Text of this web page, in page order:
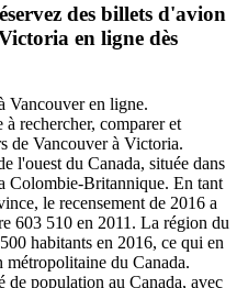
des billets d'avion
en ligne dès
Vancouver en ligne.
rechercher, comparer et
de Vancouver à Victoria.
l'ouest du Canada, située dans
Colombie-Britannique. En tant
le recensement de 2016 a
603 510 en 2011. La région du
habitants en 2016, ce qui en
du Canada.
de population au Canada, avec